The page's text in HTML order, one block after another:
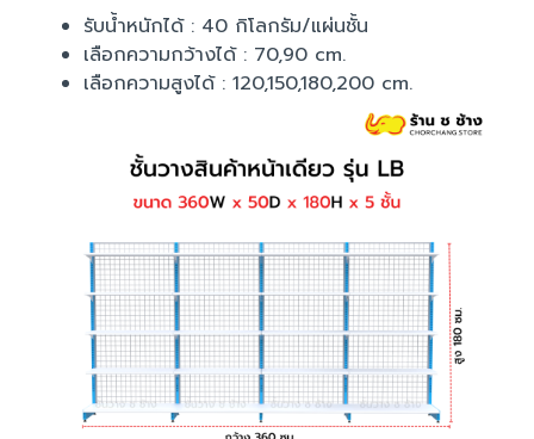
รับน้ำหนักได้ : 40 กิโลกรัม/แผ่นชั้น
เลือกความกว้างได้ : 70,90 cm.
เลือกความสูงได้ : 120,150,180,200 cm.